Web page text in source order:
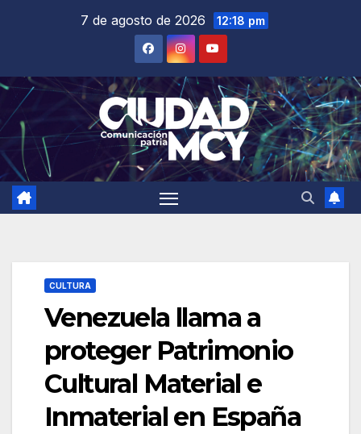
7 de agosto de 2026 12:18 pm
CULTURA
Venezuela llama a
proteger Patrimonio
Cultural Material e
Inmaterial en España